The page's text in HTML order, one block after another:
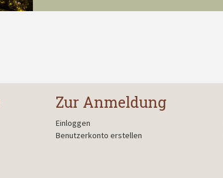
Zur Anmeldung
Einloggen
Benutzerkonto erstellen